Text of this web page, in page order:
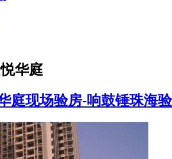
华庭
庭现场验房-响鼓锤珠海